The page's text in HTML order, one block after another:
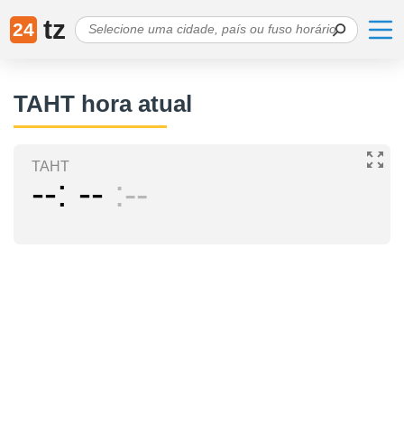
24 tz
TAHT hora atual
TAHT
-- -- --